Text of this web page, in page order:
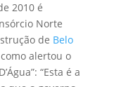
2010 é
Norte
de Belo
alertou o
“Esta é a